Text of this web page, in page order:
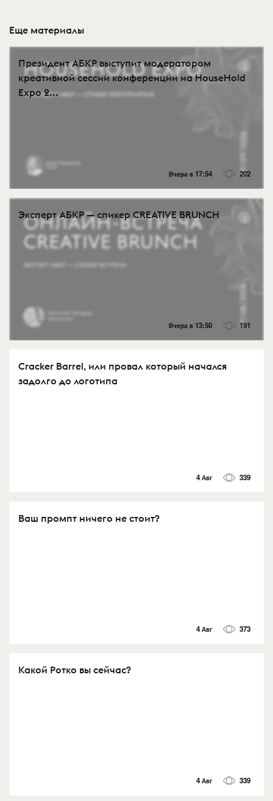
Еще материалы
Президент АБКР выступит модератором
креативной сессии конференции на HouseHold
Expo 2...
Вчера в 17:54 202
Эксперт АБКР — спикер CREATIVE BRUNCH
Вчера в 13:50 191
Cracker Barrel, или провал который начался
задолго до логотипа
4 Авг 339
Ваш промпт ничего не стоит?
4 Авг 373
Какой Ротко вы сейчас?
4 Авг 339